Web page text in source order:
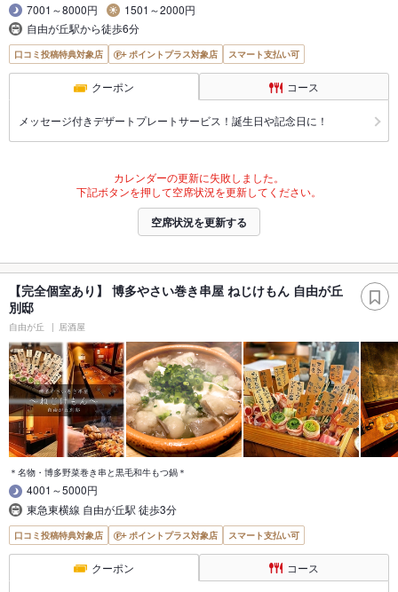
7001～8000円
1501～2000円
自由が丘駅から徒歩6分
口コミ投稿特典対象店 ポイントプラス対象店 スマート支払い可
クーポン コース
メッセージ付きデザートプレートサービス！誕生日や記念日に！
カレンダーの更新に失敗しました。
下記ボタンを押して空席状況を更新してください。
空席状況を更新する
【完全個室あり】 博多やさい巻き串屋 ねじけもん 自由が丘
別邸
自由が丘 居酒屋
＊名物・博多野菜巻き串と黒毛和牛もつ鍋＊
4001～5000円
東急東横線 自由が丘駅 徒歩3分
口コミ投稿特典対象店 ポイントプラス対象店 スマート支払い可
クーポン コース